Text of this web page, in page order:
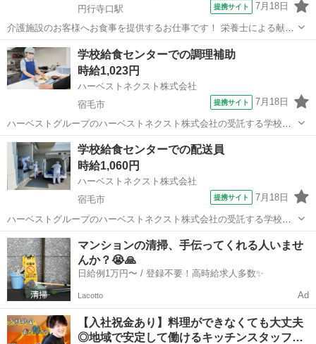
円行寺口駅
提携サイト 7月18日
介護施設のお客様へお食事を提供するお仕事です！ 栄養士による献立
をもとに、調理業務等をお願いします。 ・調理業務全般 ・食材の検
品、在庫管理 ・配膳下膳、食器類の洗浄 ・厨房内の清掃、衛生管理
・帳票類の作成、管理 イベン...
高知 高知市 円行寺口駅 キッチン
学校給食センターでの調理補助
時給1,023円
ハーベストネクスト株式会社
宿毛市
提携サイト 7月18日
ハーベストグループのハーベストネクスト株式会社の受託する学校給
食の検収・下処理・調理・洗浄などの調理補助業務をお願いします。
生徒たちに毎回美味しく温かい食事を提供できるよう、工夫を凝らし
た業務をお願いします。 子どもたちが...
高知 宿毛市 その他
学校給食センターでの配送員
時給1,060円
ハーベストネクスト株式会社
宿毛市
提携サイト 7月18日
ハーベストグループのハーベストネクスト株式会社の受託する学校給
食センターから市内の学校への配送をお任せします。 美味しい給食を
効率よくお届けするにはどうしたらよいか、工夫を凝らした業務をお
願いします。 アルバイト,パート...
高知 宿毛市
マンションの清掃、手伝ってくれる人いませ
んか？😭🙏
日給例1万円〜 / 登録不要！高時給求人多数✨
Lacotto Ad
【入社祝金あり】料理ができなくても大丈夫
◎地域で安定して働けるキッチンスタッフ…